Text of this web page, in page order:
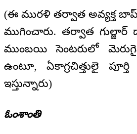
(ఈ మురళి తర్వాత అవ్యక్త
ముగించారు. తర్వాత
ముంబయి సెంటరులో
ఉంటూ, ఏకాగ్రచిత్తులై
ఇస్తున్నారు)
ఓంశాంతి